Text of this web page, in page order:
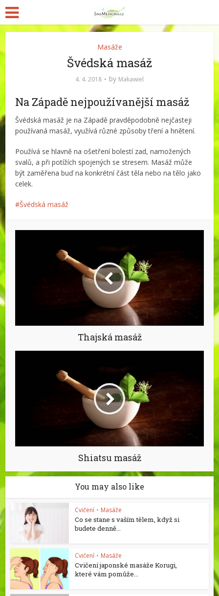
Masáže
Švédská masáž
4. 4. 2018 by Makawiel
Na Západě nejpoužívanější masáž
Švédská masáž je na Západě pravděpodobně nejčasteji
používaná masáž, využívá různé způsoby tření a hnětení.
Používá se hlavně na ošetření bolestí zad, namožených
svalů, a při potížích spojených se stresem. Masáž může
být zaměřena buď na konkrétní část těla nebo na tělo jako
celek.
Švédská masáž
Thajská masáž
Shiatsu masáž
You may also like
Cvičení • Masáže
Co se stane s vaším tělem, když si
budete denně...
Cvičení • Masáže
Cvičení japonské masáže Korugi,
které vám pomůže...